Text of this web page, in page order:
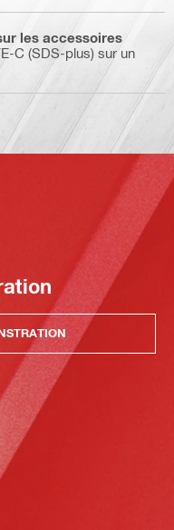
les accessoires
C (SDS-plus) sur un